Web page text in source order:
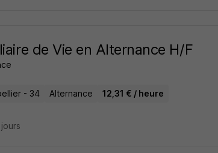
de Vie en Alternance H/F
- 34 Alternance 12,31 € / heure